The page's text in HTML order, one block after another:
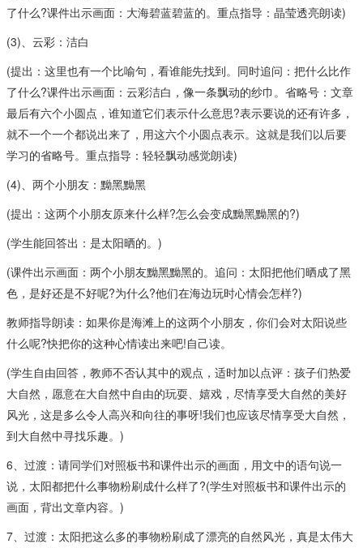
了什么?课件出示画面：大海碧蓝碧蓝的。重点指导：晶莹透亮朗读)
(3)、云彩：洁白
(提出：这里也有一个比喻句，看谁能先找到。同时追问：把什么比作
了什么?课件出示画面：云彩洁白，像一条飘动的纱巾。省略号：文章
最后有六个小圆点，谁知道它们表示什么意思?表示要说的还有许多，
就不一个一个都说出来了，用这六个小圆点表示。这就是我们以后要
学习的省略号。重点指导：轻轻飘动感觉朗读)
(4)、两个小朋友：黝黑黝黑
(提出：这两个小朋友原来什么样?怎么会变成黝黑黝黑的?)
(学生能回答出：是太阳晒的。)
(课件出示画面：两个小朋友黝黑黝黑的。追问：太阳把他们晒成了黑
色，是好还是不好呢?为什么?他们在海边玩时心情会怎样?)
教师指导朗读：如果你是海滩上的这两个小朋友，你们会对太阳说些
什么呢?快把你的这种心情读出来吧!自己读。
(学生自由回答，教师不否认其中的观点，适时加以点评：孩子们热爱
大自然，愿意在大自然中自由的玩耍、嬉戏，尽情享受大自然的美好
风光，这是多么令人高兴和向往的事呀!我们也应该尽情享受大自然，
到大自然中寻找乐趣。)
6、过渡：请同学们对照板书和课件出示的画面，用文中的语句说一
说，太阳都把什么事物粉刷成什么样了?(学生对照板书和课件出示的
画面，背出文章内容。)
7、过渡：太阳把这么多的事物粉刷成了漂亮的自然风光，真是太伟大